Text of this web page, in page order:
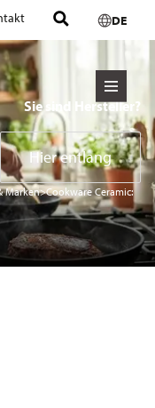
DE
Sie sind Hersteller?
Hier entlang
Marken>Cookware Ceramic: